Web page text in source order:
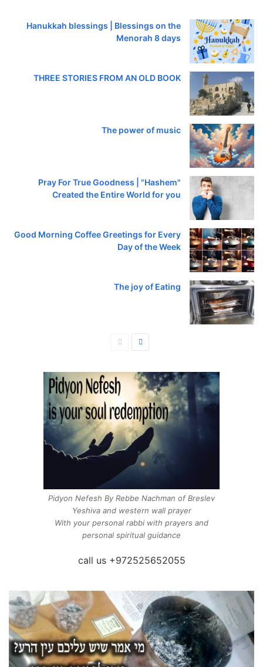
Hanukkah blessings | Blessings on the
Menorah 8 days
THREE STORIES FROM AN OLD BOOK
The power of music
Pray For True Goodness | "Hashem"
Created the Entire World for you
Good Morning Coffee Greetings for Every
Day of the Week
The joy of Eating
ק
ו
ד
ם
ה
ב
א
Pidyon Nefesh By Rebbe Nachman of Breslev
Yeshiva and western wall prayer
With your personal rabbi with prayers and
personal spiritual guidance
call us +972525652055